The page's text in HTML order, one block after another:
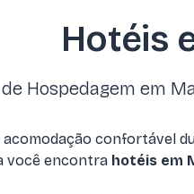
Hotéis
Hospedagem em
confortável
você encontra hotéis em